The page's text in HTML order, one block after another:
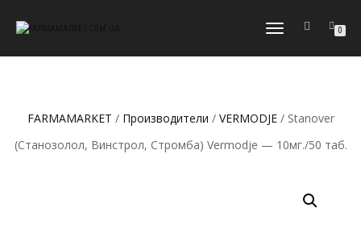
ПЕРЕКЛЮЧИТЬ
0
FARMAMARKET / Производители / VERMODJE/ Stanover
(Станозолол, Винстрол, Стромба) Vermodje — 10мг./50 таб.